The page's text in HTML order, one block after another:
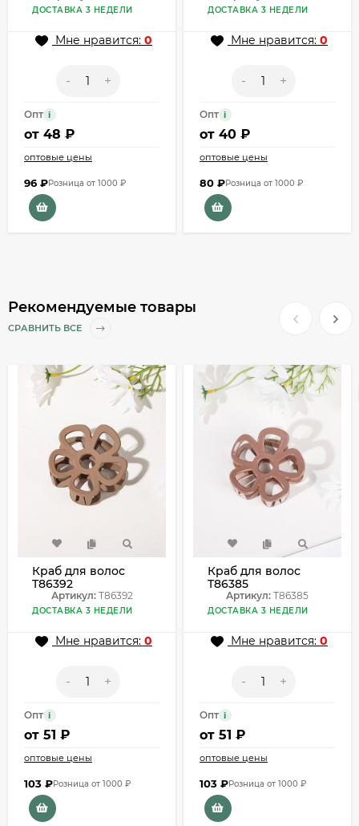
ДОСТАВКА 3 НЕДЕЛИ
Мне нравится: 0
- +
Опт i
от 48 ₽
оптовые цены
96 ₽Розница от 1000 ₽
ДОСТАВКА 3 НЕДЕЛИ
Мне нравится: 0
- +
Опт i
от 40 ₽
оптовые цены
80 ₽Розница от 1000 ₽
Рекомендуемые товары
СРАВНИТЬ ВСЕ
Краб для волос
T86392
Артикул:T86392
ДОСТАВКА 3 НЕДЕЛИ
Мне нравится: 0
- +
Опт i
от 51 ₽
оптовые цены
103 ₽Розница от 1000 ₽
Краб для волос
T86385
Артикул: T86385
ДОСТАВКА 3 НЕДЕЛИ
Мне нравится: 0
- +
Опт i
от 51 ₽
оптовые цены
103 ₽Розница от 1000 ₽